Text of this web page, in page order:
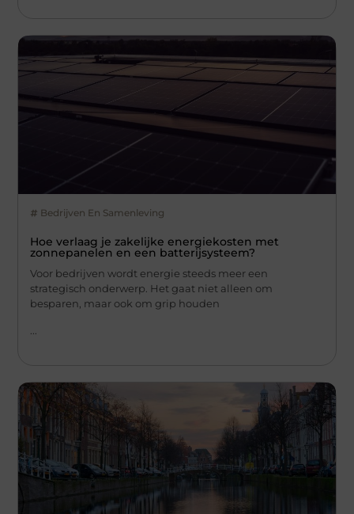
Bedrijven En Samenleving
Hoe verlaag je zakelijke energiekosten met
zonnepanelen en een batterijsysteem?
Voor bedrijven wordt energie steeds meer een
strategisch onderwerp. Het gaat niet alleen om
besparen, maar ook om grip houden